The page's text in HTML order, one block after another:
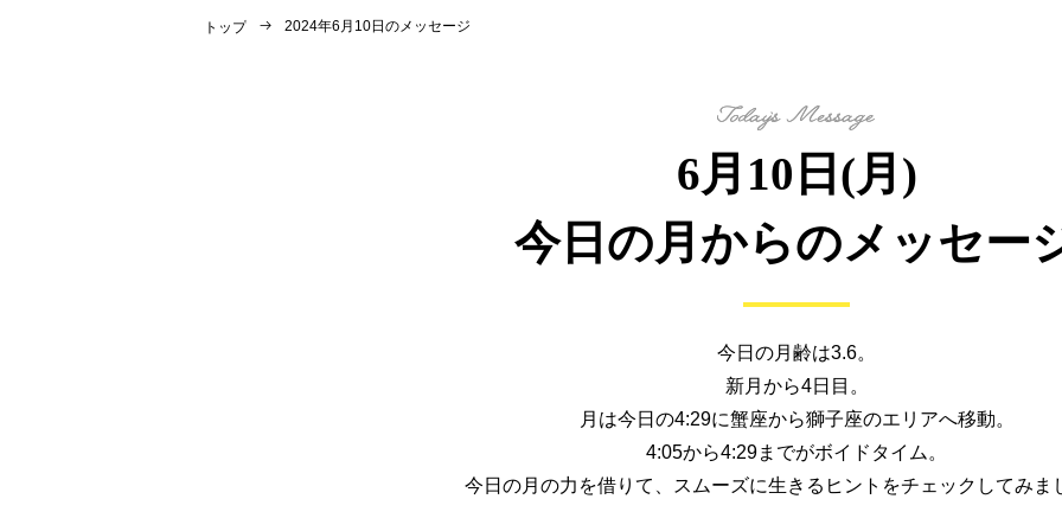
トップ 2024年6月10日のメッセージ
6月10日(月)
今日の月からのメッセー
今日の月齢は3.6。
新月から4日目。
月は今日の4:29に蟹座から獅子座のエリアへ移動。
4:05から4:29までがボイドタイム。
今日の月の力を借りて、
スムーズに生きるヒントをチェックしてみま